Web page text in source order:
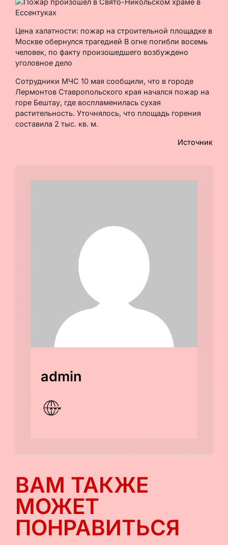
Цена халатности: пожар на строительной площадке в
Москве обернулся трагедией В огне погибли восемь
человек, по факту произошедшего возбуждено
уголовное дело
Сотрудники МЧС 10 мая сообщили, что в городе
Лермонтов Ставропольского края начался пожар на
горе Бештау, где воспламенилась сухая
растительность. Уточнялось, что площадь горения
составила 2 тыс. кв. м.
Источник
admin
ВАМ ТАКЖЕ
МОЖЕТ
ПОНРАВИТЬСЯ